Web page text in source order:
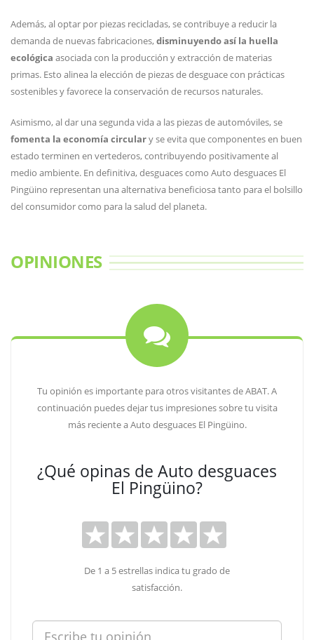
Además, al optar por piezas recicladas, se contribuye a reducir la
demanda de nuevas fabricaciones,disminuyendo así la huella
ecológica asociada con la producción y extracción de materias
primas. Esto alinea la elección de piezas de desguace con prácticas
sostenibles y favorece la conservación de recursos naturales.
Asimismo, al dar una segunda vida a las piezas de automóviles, se
fomenta la economía circulary se evita que componentes en buen
estado terminen en vertederos, contribuyendo positivamente al
medio ambiente. En definitiva, desguaces como Auto desguaces El
Pingüino representan una alternativa beneficiosa tanto para el bolsillo
del consumidor como para la salud del planeta.
OPINIONES
Tu opinión es importante para otros visitantes de ABAT. A
continuación puedes dejar tus impresiones sobre tu visita
más reciente a Auto desguaces El Pingüino.
¿Qué opinas de Auto desguaces
El Pingüino?
De 1 a 5 estrellas indica tu grado de
satisfacción.